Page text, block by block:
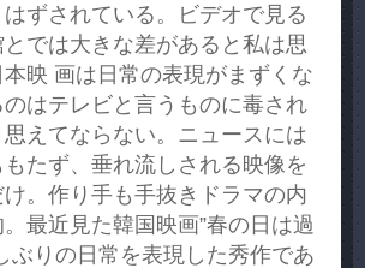
ずされている。ビデオで見る
では大きな差があると私は思
本映 画は日常の表現がまずくな
はテレビと言うものに毒され
えてならない。ニュースには
たず、垂れ流しされる映像を
。作り手も手抜きドラマの内
最近見た韓国映画”春の日は過
ぶりの日常を表現した秀作であ